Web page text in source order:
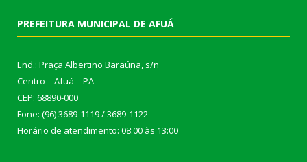
PREFEITURA MUNICIPAL DE AFUÁ
End.: Praça Albertino Baraúna, s/n
Centro – Afuá – PA
CEP: 68890-000
Fone: (96) 3689-1119 / 3689-1122
Horário de atendimento: 08:00 às 13:00